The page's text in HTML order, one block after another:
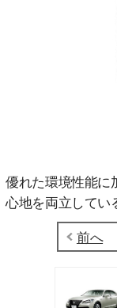
優れた環境性能に
心地を両立してい
前へ